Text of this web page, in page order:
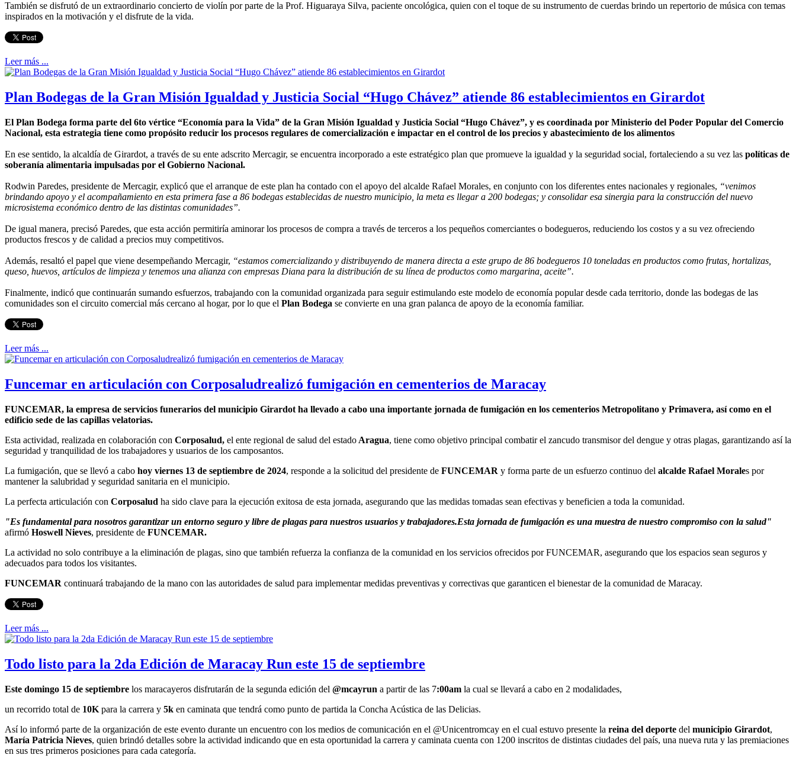
También se disfrutó de un extraordinario concierto de violín por parte de la Prof. Higuaraya Silva, paciente oncológica, quien con el toque de su instrumento de cuerdas brindo un repertorio de música con temas
inspirados en la motivación y el disfrute de la vida.
Leer más ...
Plan Bodegas de la Gran Misión Igualdad y Justicia Social “Hugo Chávez” atiende 86 establecimientos en Girardot
El Plan Bodega forma parte del 6to vértice “Economía para la Vida” de la Gran Misión Igualdad y Justicia Social “Hugo Chávez”, y es coordinada por Ministerio del Poder Popular del Comercio
Nacional, esta estrategia tiene como propósito reducir los procesos regulares de comercialización e impactar en el control de los precios y abastecimiento de los alimentos
En ese sentido, la alcaldía de Girardot, a través de su ente adscrito Mercagir, se encuentra incorporado a este estratégico plan que promueve la igualdad y la seguridad social, fortaleciendo a su vez las políticas de
soberanía alimentaria impulsadas por el Gobierno Nacional.
Rodwin Paredes, presidente de Mercagir, explicó que el arranque de este plan ha contado con el apoyo del alcalde Rafael Morales, en conjunto con los diferentes entes nacionales y regionales, “venimos
brindando apoyo y el acompañamiento en esta primera fase a 86 bodegas establecidas de nuestro municipio, la meta es llegar a 200 bodegas; y consolidar esa sinergia para la construcción del nuevo
microsistema económico dentro de las distintas comunidades”.
De igual manera, precisó Paredes, que esta acción permitiría aminorar los procesos de compra a través de terceros a los pequeños comerciantes o bodegueros, reduciendo los costos y a su vez ofreciendo
productos frescos y de calidad a precios muy competitivos.
Además, resaltó el papel que viene desempeñando Mercagir, “estamos comercializando y distribuyendo de manera directa a este grupo de 86 bodegueros 10 toneladas en productos como frutas, hortalizas,
queso, huevos, artículos de limpieza y tenemos una alianza con empresas Diana para la distribución de su línea de productos como margarina, aceite”.
Finalmente, indicó que continuarán sumando esfuerzos, trabajando con la comunidad organizada para seguir estimulando este modelo de economía popular desde cada territorio, donde las bodegas de las
comunidades son el circuito comercial más cercano al hogar, por lo que el Plan Bodega se convierte en una gran palanca de apoyo de la economía familiar.
Leer más ...
Funcemar en articulación con Corposaludrealizó fumigación en cementerios de Maracay
FUNCEMAR, la empresa de servicios funerarios del municipio Girardot ha llevado a cabo una importante jornada de fumigación en los cementerios Metropolitano y Primavera, así como en el
edificio sede de las capillas velatorias.
Esta actividad, realizada en colaboración con Corposalud, el ente regional de salud del estado Aragua, tiene como objetivo principal combatir el zancudo transmisor del dengue y otras plagas, garantizando así la
seguridad y tranquilidad de los trabajadores y usuarios de los camposantos.
La fumigación, que se llevó a cabo hoy viernes 13 de septiembre de 2024, responde a la solicitud del presidente de FUNCEMAR y forma parte de un esfuerzo continuo del alcalde Rafael Morales por
mantener la salubridad y seguridad sanitaria en el municipio.
La perfecta articulación con Corposalud ha sido clave para la ejecución exitosa de esta jornada, asegurando que las medidas tomadas sean efectivas y beneficien a toda la comunidad.
"Es fundamental para nosotros garantizar un entorno seguro y libre de plagas para nuestros usuarios y trabajadores.Esta jornada de fumigación es una muestra de nuestro compromiso con la salud"
afirmó Hoswell Nieves, presidente de FUNCEMAR.
La actividad no solo contribuye a la eliminación de plagas, sino que también refuerza la confianza de la comunidad en los servicios ofrecidos por FUNCEMAR, asegurando que los espacios sean seguros y
adecuados para todos los visitantes.
FUNCEMAR continuará trabajando de la mano con las autoridades de salud para implementar medidas preventivas y correctivas que garanticen el bienestar de la comunidad de Maracay.
Leer más ...
Todo listo para la 2da Edición de Maracay Run este 15 de septiembre
Este domingo 15 de septiembre los maracayeros disfrutarán de la segunda edición del @mcayrun a partir de las 7:00am la cual se llevará a cabo en 2 modalidades,
un recorrido total de 10K para la carrera y 5k en caminata que tendrá como punto de partida la Concha Acústica de las Delicias.
Así lo informó parte de la organización de este evento durante un encuentro con los medios de comunicación en el @Unicentromcay en el cual estuvo presente la reina del deporte del municipio Girardot,
María Patricia Nieves, quien brindó detalles sobre la actividad indicando que en esta oportunidad la carrera y caminata cuenta con 1200 inscritos de distintas ciudades del país, una nueva ruta y las premiaciones
en sus tres primeros posiciones para cada categoría.